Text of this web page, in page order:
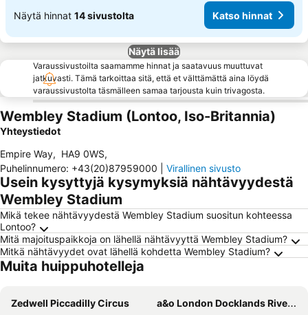
Näytä hinnat 14 sivustolta Katso hinnat
Näytä lisää
Varaussivustoilta saamamme hinnat ja saatavuus muuttuvat
jatkuvasti. Tämä tarkoittaa sitä, että et välttämättä aina löydä
varaussivustolta täsmälleen samaa tarjousta kuin trivagosta.
Wembley Stadium (Lontoo, Iso-Britannia)
Yhteystiedot
Empire Way, HA9 0WS,
Puhelinnumero: +43(20)87959000 Virallinen sivusto
Usein kysyttyjä kysymyksiä nähtävyydestä
Wembley Stadium
Mikä tekee nähtävyydestä Wembley Stadium suositun kohteessa
Lontoo?
Mitä majoituspaikkoja on lähellä nähtävyyttä Wembley Stadium?
Mitkä nähtävyydet ovat lähellä kohdetta Wembley Stadium?
Muita huippuhotelleja
Zedwell Piccadilly Circus
a&o London Docklands Riverside